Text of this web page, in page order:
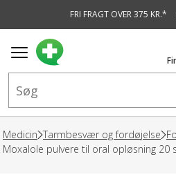
FRI FRAGT OVER 375 KR.*
Medicin Tarmbesvær og fordøjelse
Moxalole pulvere til oral opløsning 20